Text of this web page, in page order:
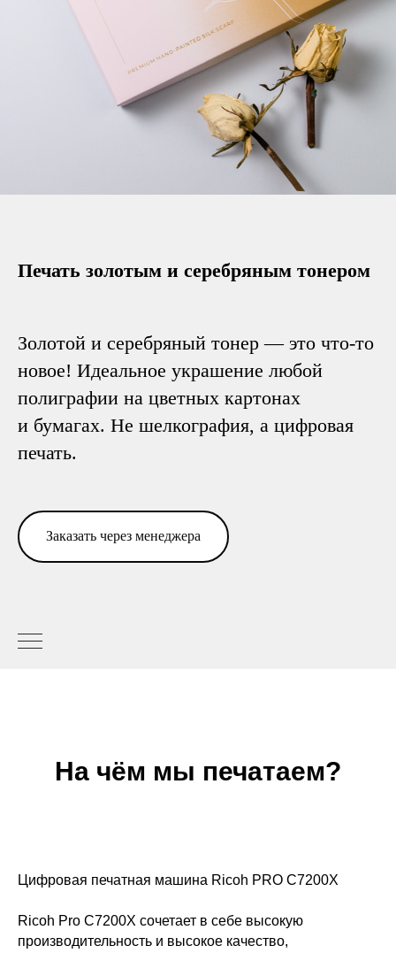
Печать золотым и серебряным тонером
Золотой и серебряный тонер — это что-то
новое! Идеальное украшение любой
полиграфии на цветных картонах
и бумагах. Не шелкография, а цифровая
печать.
Заказать через менеджера
На чём мы печатаем?
Цифровая печатная машина Ricoh PRO C7200X
Ricoh Pro C7200X сочетает в себе высокую
производительность и высокое качество,